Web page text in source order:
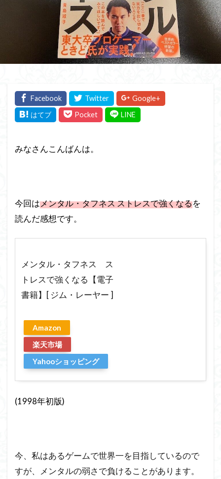
みなさんこんばんは。
今回はメンタル・タフネス ストレスで強くなるを
読んだ感想です。
メンタル・タフネス ス
トレスで強くなる【電子
書籍】[ ジム・レーヤー ]
Amazon
楽天市場
Yahooショッピング
(1998年初版)
今、私はあるゲームで世界一を目指しているので
すが、メンタルの弱さで負けることがあります。